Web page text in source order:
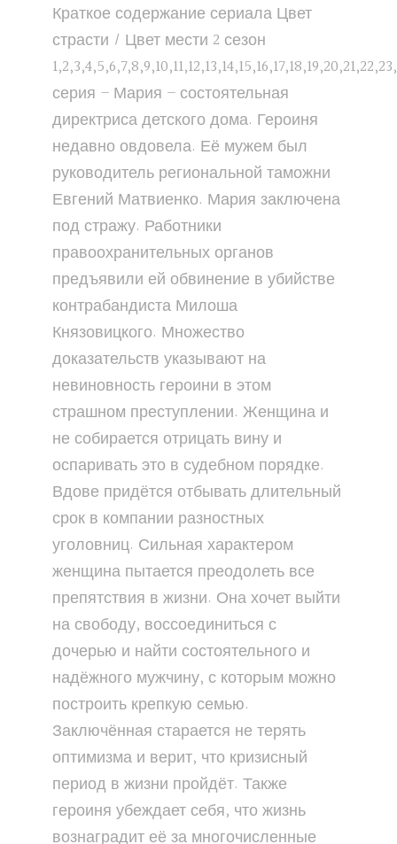
Краткое содержание сериала Цвет
страсти / Цвет мести 2 сезон
серия – Мария – состоятельная
директриса детского дома. Героиня
недавно овдовела. Её мужем был
руководитель региональной таможни
Евгений Матвиенко. Мария заключена
под стражу. Работники
правоохранительных органов
предъявили ей обвинение в убийстве
контрабандиста Милоша
Князовицкого. Множество
доказательств указывают на
невиновность героини в этом
страшном преступлении. Женщина и
не собирается отрицать вину и
оспаривать это в судебном порядке.
Вдове придётся отбывать длительный
срок в компании разностных
уголовниц. Сильная характером
женщина пытается преодолеть все
препятствия в жизни. Она хочет выйти
на свободу, воссоединиться с
дочерью и найти состоятельного и
надёжного мужчину, с которым можно
построить крепкую семью.
Заключённая старается не терять
оптимизма и верит, что кризисный
период в жизни пройдёт. Также
героиня убеждает себя, что жизнь
вознаградит её за многочисленные